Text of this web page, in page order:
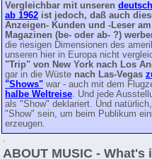
Vergleichbar mit unseren
ab 1962 ist jedoch, daß auch
Anzeigen- Kunden und -Leser
Magazinen (be- oder ab- ?)
die riesigen Dimensionen des
unseren hier in Europa nicht
"Trip" von New York nach Los
gar in die Wüste nach Las-Vegas
"Shows" war - auch mit dem
halbe Weltreise. Und jede
als "Show" deklariert. Und
"Show" sein, um beim Publikum
erzeugen.
.
ABOUT MUSIC - What's